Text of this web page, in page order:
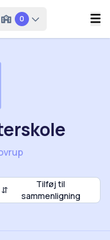
0
⇵
Tilføj til
sammenligning